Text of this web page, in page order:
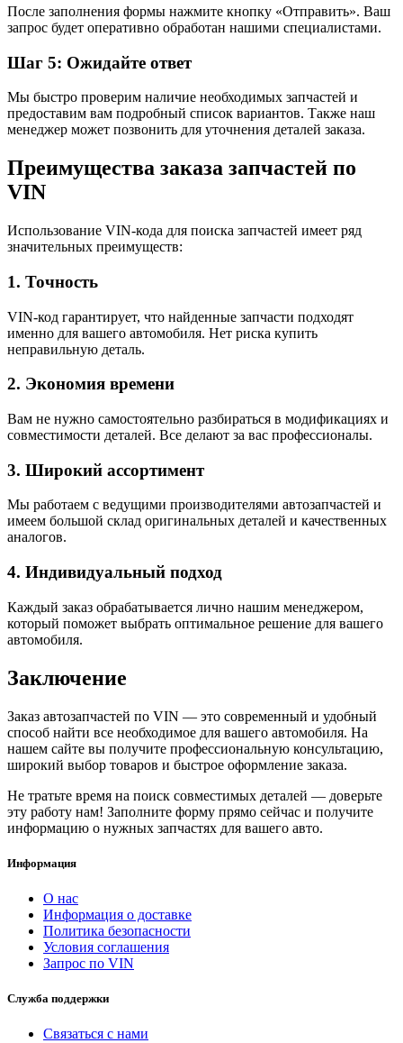
После заполнения формы нажмите кнопку «Отправить». Ваш
запрос будет оперативно обработан нашими специалистами.
Шаг 5: Ожидайте ответ
Мы быстро проверим наличие необходимых запчастей и
предоставим вам подробный список вариантов. Также наш
менеджер может позвонить для уточнения деталей заказа.
Преимущества заказа запчастей по
VIN
Использование VIN-кода для поиска запчастей имеет ряд
значительных преимуществ:
1. Точность
VIN-код гарантирует, что найденные запчасти подходят
именно для вашего автомобиля. Нет риска купить
неправильную деталь.
2. Экономия времени
Вам не нужно самостоятельно разбираться в модификациях и
совместимости деталей. Все делают за вас профессионалы.
3. Широкий ассортимент
Мы работаем с ведущими производителями автозапчастей и
имеем большой склад оригинальных деталей и качественных
аналогов.
4. Индивидуальный подход
Каждый заказ обрабатывается лично нашим менеджером,
который поможет выбрать оптимальное решение для вашего
автомобиля.
Заключение
Заказ автозапчастей по VIN — это современный и удобный
способ найти все необходимое для вашего автомобиля. На
нашем сайте вы получите профессиональную консультацию,
широкий выбор товаров и быстрое оформление заказа.
Не тратьте время на поиск совместимых деталей — доверьте
эту работу нам! Заполните форму прямо сейчас и получите
информацию о нужных запчастях для вашего авто.
Информация
О нас
Информация о доставке
Политика безопасности
Условия соглашения
Запрос по VIN
Служба поддержки
Связаться с нами